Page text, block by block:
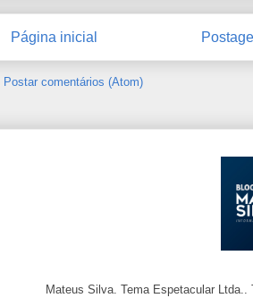
Página inicial
Postar comentários (Atom)
Mateus Silva. Tema Espetacular Ltda..